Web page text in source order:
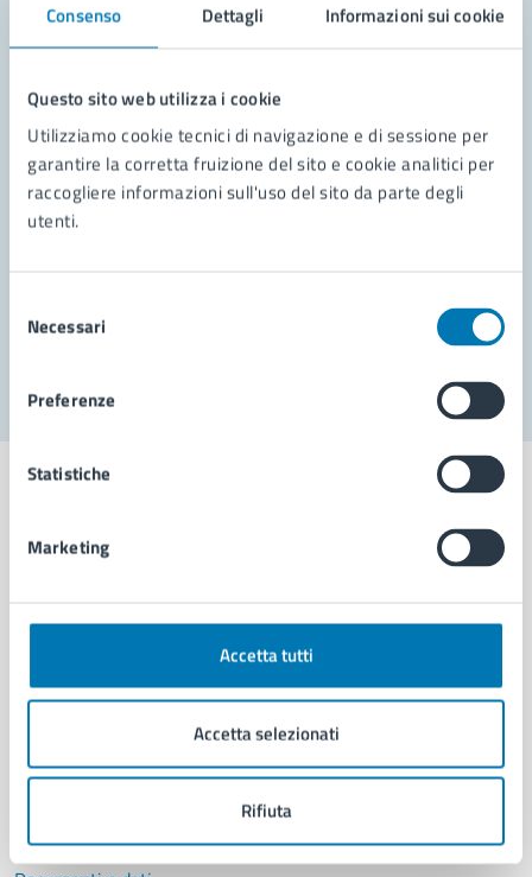
Consenso Dettagli Informazioni sui cookie
Questo sito web utilizza i cookie
Utilizziamo cookie tecnici di navigazione e di sessione per
garantire la corretta fruizione del sito e cookie analitici per
raccogliere informazioni sull'uso del sito da parte degli
utenti.
delNecessari
Preferenze
Statistiche
Marketing
Accetta tutti
Accetta selezionati
Rifiuta
Contatta il comune
Leggi le domande frequenti
Richiedi assistenza
Segnala disservizio
Comune di Napoli
Aree amministrative
Organi di governo
Uffici
Personale amministrativo